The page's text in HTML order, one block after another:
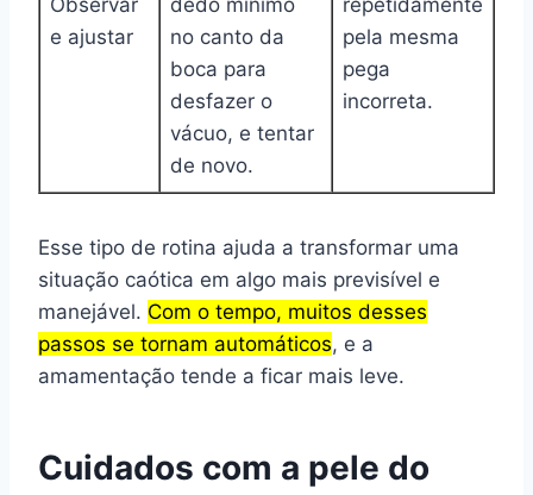
e ajustar
no canto da
boca para
desfazer o
vácuo, e tentar
de novo.
pela mesma
pega
incorreta.
Esse tipo de rotina ajuda a transformar uma
situação caótica em algo mais previsível e
manejável. Com o tempo, muitos desses
passos se tornam automáticos, e a
amamentação tende a ficar mais leve.
Cuidados com a pele do